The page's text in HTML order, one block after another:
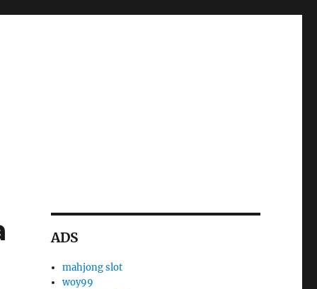
ADS
mahjong slot
woy99